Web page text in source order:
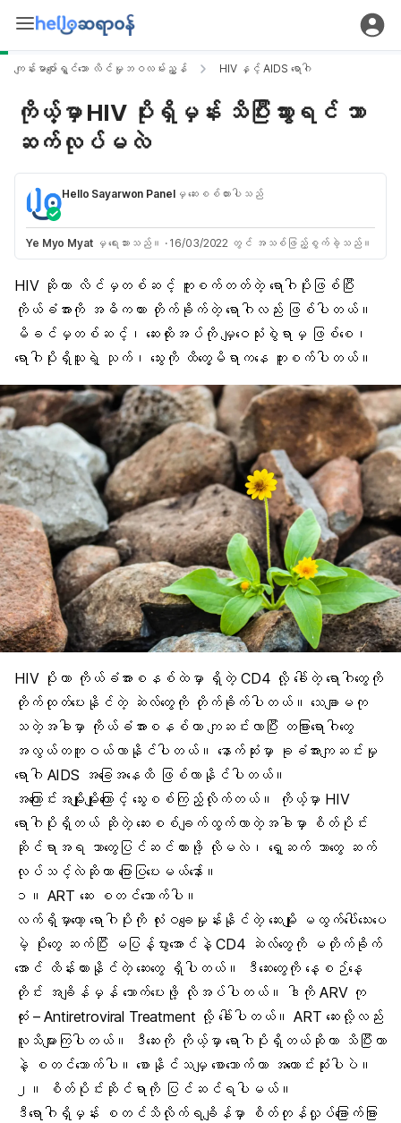
ကျန်းမာပျော်ရွှင်သော လိင်မှုဘဝလမ်းညွှန် HIV နှင့် AIDS ရောဂါ
ကိုယ့်မှာ HIV ပိုးရှိမှန်း သိပြီးသွားရင် ဘာ
ဆက်လုပ်မလဲ
Hello Sayarwon Panelမှ ဆေးစစ်ထားပါသည်
Ye Myo Myatမှ ရေးသားသည်။ · 16/03/2022 တွင် အသစ်ဖြည့်စွက်ခဲ့သည်။
HIV ဆိုတာ လိင်မှတစ်ဆင့် ကူးစက် တတ်တဲ့ ရောဂါပိုးဖြစ်ပြီး
ကိုယ်ခံအားကို အဓိကထား တိုက်ခိုက်တဲ့ ရောဂါလည်း ဖြစ်ပါတယ်။
မိခင်မှတစ်ဆင့်၊ ဆေးထိုးအပ်ကို မျှဝေသုံးစွဲရာမှ ဖြစ်စေ၊
ရောဂါပိုးရှိသူရဲ့ သုက်၊ သွေးကို ထိတွေ့မိရာကနေ ကူးစက်ပါတယ်။
HIV ပိုးဟာ ကိုယ်ခံအားစနစ် ထဲမှာ ရှိတဲ့ CD4 လို့ ခေါ်တဲ့ ရောဂါတွေကို
တိုက်ထုတ်ပေးနိုင်တဲ့ ဆဲလ်တွေကို တိုက်ခိုက်ပါတယ်။ သေချာမကု
သတဲ့အခါမှာ ကိုယ်ခံအားစနစ်ဟာ ကျဆင်းလာပြီး တခြားရောဂါတွေ
အလွယ်တကူဝယ်လာနိုင်ပါတယ်။ နောက်ဆုံးမှာ ခုခံအားကျဆင်းမှု
ရောဂါ AIDS အခြေအနေထိ ဖြစ်လာနိုင်ပါတယ်။
အကြောင်းအမျိုးမျိုးကြောင့် သွေးစစ်ကြည့်လိုက်တယ်။ ကိုယ့်မှာ HIV
ရောဂါပိုး ရှိတယ် ဆိုတဲ့ ဆေးစစ်ချက်ထွက်လာတဲ့အခါမှာ စိတ်ပိုင်း
ဆိုင်ရာအရ ဘာတွေပြင်ဆင်ထားဖို့ လိုမလဲ၊ ရှေ့ဆက် ဘာတွေ ဆက်
လုပ်သင့်လဲဆိုတာ ပြောပြပေးမယ်နော်။
၁။ ART ဆေး စတင်သောက်ပါ။
လက်ရှိမှာတော့ ရောဂါပိုးကို လုံးဝချေမှုန်းနိုင်တဲ့ ဆေးမျိုး မထွက်ပေါ်သေးပေ
မဲ့ ပိုးတွေ ဆက်ပြီး မပြန့်ပွားအောင်နဲ့ CD4 ဆဲလ်တွေကို မတိုက်ခိုက်
အောင် ထိန်းထားနိုင်တဲ့ ဆေးတွေ ရှိပါတယ်။ ဒီဆေးတွေကို နေ့စဉ်နေ့
တိုင်း အချိန်မှန် သောက်ပေးဖို့ လိုအပ်ပါတယ်။ ဒါကို ARV ကု
ထုံး– Antiretroviral Treatment လို့ ခေါ်ပါတယ်။ ART ဆေးလို့လည်း
လူသိများကြပါတယ်။ ဒီဆေးကို ကိုယ့်မှာ ရောဂါပိုးရှိတယ်ဆိုတာ သိပြီးတာ
နဲ့ စတင်သောက်ပါ။ စောနိုင်သမျှ စောသောက်တာ အကောင်းဆုံးပါပဲ။
၂။ စိတ်ပိုင်းဆိုင်ရာကို ပြင်ဆင်ရပါမယ်။
ဒီရောဂါရှိမှန်း စတင်သိလိုက်ရချိန်မှာ စိတ်တုန်လှုပ်ခြောက်ခြား